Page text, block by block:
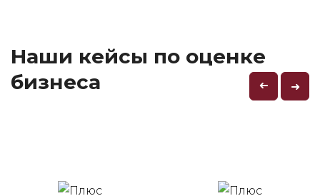
Наши кейсы по оценке
бизнеса
➜ ➜